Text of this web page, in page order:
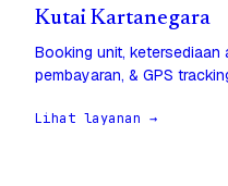
Kutai Kartanegara
Booking unit, ketersediaan
pembayaran, & GPS
Lihat layanan →